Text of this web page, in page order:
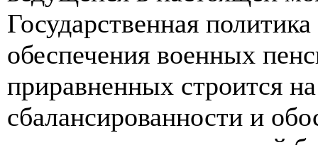
Государственная
обеспечения военных
приравненных строится
сбалансированности и